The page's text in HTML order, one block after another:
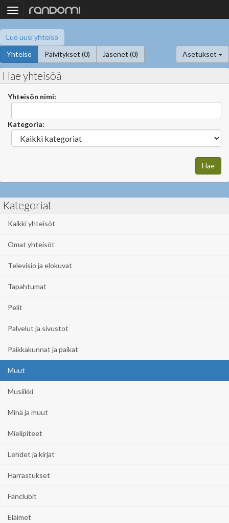
Toggle
navigation
Luo uusi yhteisö
Yhteisö
Päivitykset (0) Jäsenet (0) Asetukset
Hae yhteisöä
Yhteisön nimi:
Kategoria:
Kategoriat
Kaikki yhteisöt
Omat yhteisöt
Televisio ja elokuvat
Tapahtumat
Pelit
Palvelut ja sivustot
Paikkakunnat ja paikat
Muut
Musiikki
Minä ja muut
Mielipiteet
Lehdet ja kirjat
Harrastukset
Fanclubit
Eläimet